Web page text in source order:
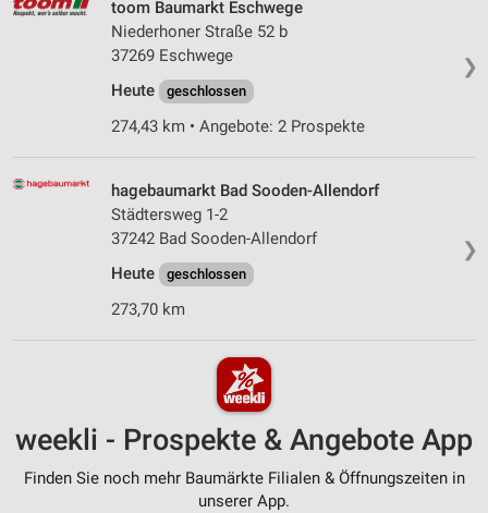
❯
toom Baumarkt Eschwege
Niederhoner Straße 52 b
37269 Eschwege
Heute
geschlossen
274,43 km • Angebote: 2 Prospekte
❯
hagebaumarkt Bad Sooden-Allendorf
Städtersweg 1-2
37242 Bad Sooden-Allendorf
Heute
geschlossen
273,70 km
weekli - Prospekte & Angebote App
Finden Sie noch mehr Baumärkte Filialen & Öffnungszeiten in
unserer App.